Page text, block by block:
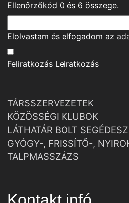
Ellenőrzőkód 0 és 6 összege.
Elolvastam és elfogadom az
Feliratkozás Leiratkozás
TÁRSSZERVEZETEK
KÖZÖSSÉGI KLUBOK
LÁTHATÁR BOLT
GYÓGY-, FRISSÍTŐ-,
TALPMASSZÁZS